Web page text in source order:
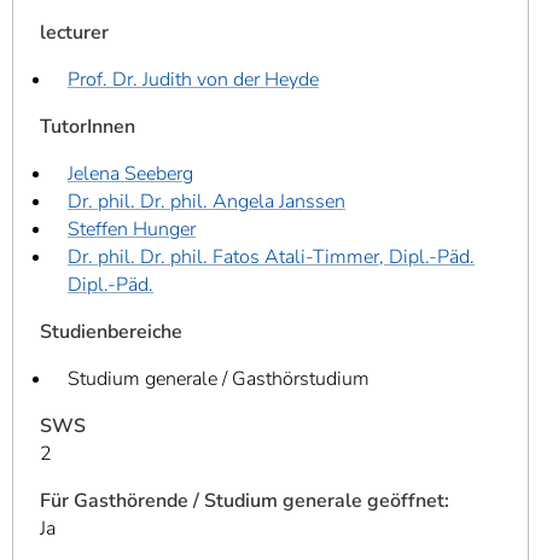
lecturer
Prof. Dr. Judith von der Heyde
TutorInnen
Jelena Seeberg
Dr. phil. Dr. phil. Angela Janssen
Steffen Hunger
Dr. phil. Dr. phil. Fatos Atali-Timmer, Dipl.-Päd.
Dipl.-Päd.
Studienbereiche
Studium generale / Gasthörstudium
SWS
2
Für Gasthörende / Studium generale geöffnet:
Ja